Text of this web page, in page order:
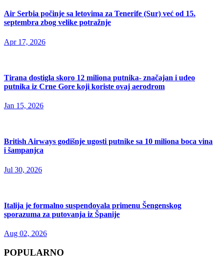
Air Serbia počinje sa letovima za Tenerife (Sur) već od 15.
septembra zbog velike potražnje
Apr 17, 2026
Tirana dostigla skoro 12 miliona putnika- značajan i udeo
putnika iz Crne Gore koji koriste ovaj aerodrom
Jan 15, 2026
British Airways godišnje ugosti putnike sa 10 miliona boca vina
i šampanjca
Jul 30, 2026
Italija je formalno suspendovala primenu Šengenskog
sporazuma za putovanja iz Španije
Aug 02, 2026
POPULARNO